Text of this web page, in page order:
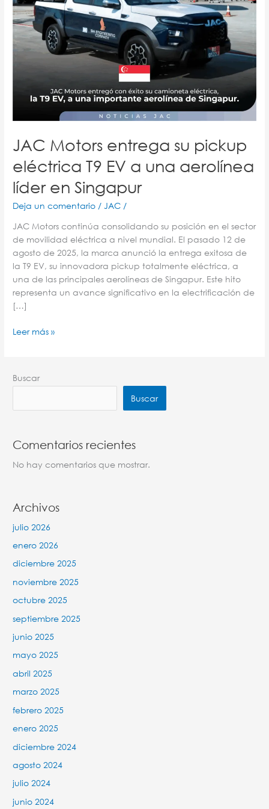
JAC Motors entrega su pickup
eléctrica T9 EV a una aerolínea
líder en Singapur
Deja un comentario /JAC /
JAC Motors continúa consolidando su posición en el sector
de movilidad eléctrica a nivel mundial. El pasado 12 de
agosto de 2025, la marca anunció la entrega exitosa de
la T9 EV, su innovadora pickup totalmente eléctrica, a
una de las principales aerolíneas de Singapur. Este hito
representa un avance significativo en la electrificación de
[…]
aerolínea
líder
en
Singapur
Leer más »
Buscar
Buscar
Comentarios recientes
No hay comentarios que mostrar.
Archivos
julio 2026
enero 2026
diciembre 2025
noviembre 2025
octubre 2025
septiembre 2025
junio 2025
mayo 2025
abril 2025
marzo 2025
febrero 2025
enero 2025
diciembre 2024
agosto 2024
julio 2024
junio 2024